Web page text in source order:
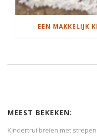
EEN MAKKELIJK
MEEST BEKEKEN:
Kindertrui breien met strepen